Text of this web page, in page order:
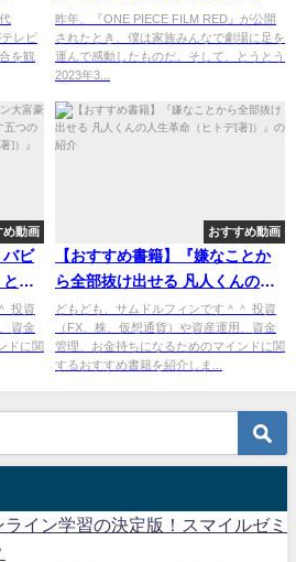
レビ
を観
総合プロデュースで話題沸騰
昨年、『ONE PIECE FILM RED』が公開
されたとき、僕は家族みんなで劇場に足を
運んで感動したものだ。そして、とうとう
2023年3...
め動画
バビ
金
ソン
投資
資金
ドに関
おすすめ動画
【おすすめ書籍】『嫌なことか
ら全部抜け出せる 凡人くんの人
生革命（ヒトデ[著]）』の紹介
どもども、サムドルフィンです＾＾ 投資
（FX、株、仮想通貨）や資産運用、資金
管理、お金持ちになるためのマインドに関
するおすすめ書籍を紹介しま...
イン学習の決定版！スマイルゼミ